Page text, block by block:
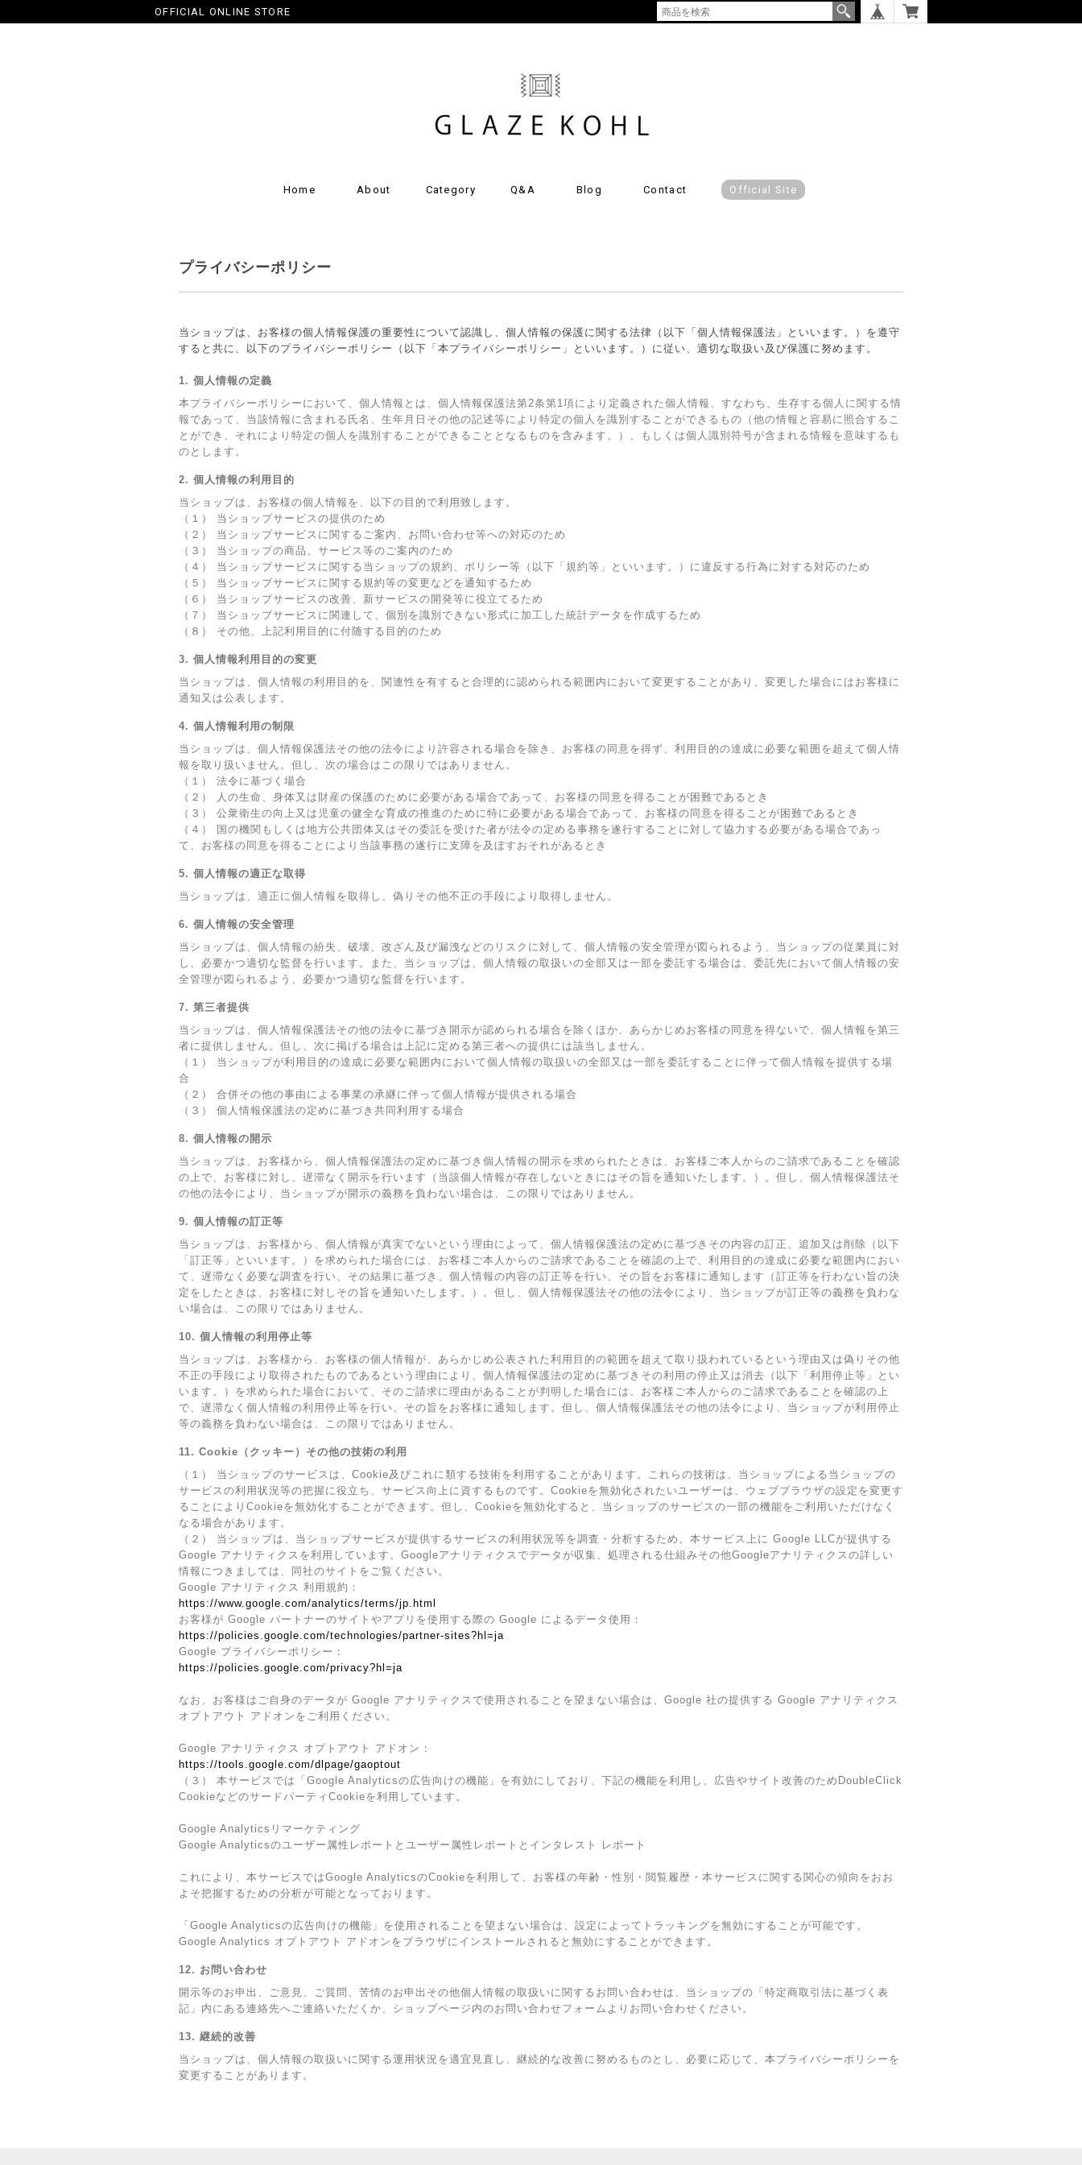
OFFICIAL ONLINE STORE
Home About Category Q&A Blog Contact Official Site
プライバシーポリシー
当ショップは、お客様の個人情報保護の重要性について認識し、個人情報の保護に関する法律（以下「個人情報保護法」といいます。）を遵守
すると共に、以下のプライバシーポリシー（以下「本プライバシーポリシー」といいます。）に従い、適切な取扱い及び保護に努めます。
1. 個人情報の定義
本プライバシーポリシーにおいて、個人情報とは、個人情報保護法第2条第1項により定義された個人情報、すなわち、生存する個人に関する情
報であって、当該情報に含まれる氏名、生年月日その他の記述等により特定の個人を識別することができるもの（他の情報と容易に照合するこ
とができ、それにより特定の個人を識別することができることとなるものを含みます。）、もしくは個人識別符号が含まれる情報を意味するも
のとします。
2. 個人情報の利用目的
当ショップは、お客様の個人情報を、以下の目的で利用致します。
（１） 当ショップサービスの提供のため
（２） 当ショップサービスに関するご案内、お問い合わせ等への対応のため
（３） 当ショップの商品、サービス等のご案内のため
（４） 当ショップサービスに関する当ショップの規約、ポリシー等（以下「規約等」といいます。）に違反する行為に対する対応のため
（５） 当ショップサービスに関する規約等の変更などを通知するため
（６） 当ショップサービスの改善、新サービスの開発等に役立てるため
（７） 当ショップサービスに関連して、個別を識別できない形式に加工した統計データを作成するため
（８） その他、上記利用目的に付随する目的のため
3. 個人情報利用目的の変更
当ショップは、個人情報の利用目的を、関連性を有すると合理的に認められる範囲内において変更することがあり、変更した場合にはお客様に
通知又は公表します。
4. 個人情報利用の制限
当ショップは、個人情報保護法その他の法令により許容される場合を除き、お客様の同意を得ず、利用目的の達成に必要な範囲を超えて個人情
報を取り扱いません。但し、次の場合はこの限りではありません。
（１） 法令に基づく場合
（２） 人の生命、身体又は財産の保護のために必要がある場合であって、お客様の同意を得ることが困難であるとき
（３） 公衆衛生の向上又は児童の健全な育成の推進のために特に必要がある場合であって、お客様の同意を得ることが困難であるとき
（４） 国の機関もしくは地方公共団体又はその委託を受けた者が法令の定める事務を遂行することに対して協力する必要がある場合であっ
て、お客様の同意を得ることにより当該事務の遂行に支障を及ぼすおそれがあるとき
5. 個人情報の適正な取得
当ショップは、適正に個人情報を取得し、偽りその他不正の手段により取得しません。
6. 個人情報の安全管理
当ショップは、個人情報の紛失、破壊、改ざん及び漏洩などのリスクに対して、個人情報の安全管理が図られるよう、当ショップの従業員に対
し、必要かつ適切な監督を行います。また、当ショップは、個人情報の取扱いの全部又は一部を委託する場合は、委託先において個人情報の安
全管理が図られるよう、必要かつ適切な監督を行います。
7. 第三者提供
当ショップは、個人情報保護法その他の法令に基づき開示が認められる場合を除くほか、あらかじめお客様の同意を得ないで、個人情報を第三
者に提供しません。但し、次に掲げる場合は上記に定める第三者への提供には該当しません。
（１） 当ショップが利用目的の達成に必要な範囲内において個人情報の取扱いの全部又は一部を委託することに伴って個人情報を提供する場
合
（２） 合併その他の事由による事業の承継に伴って個人情報が提供される場合
（３） 個人情報保護法の定めに基づき共同利用する場合
8. 個人情報の開示
当ショップは、お客様から、個人情報保護法の定めに基づき個人情報の開示を求められたときは、お客様ご本人からのご請求であることを確認
の上で、お客様に対し、遅滞なく開示を行います（当該個人情報が存在しないときにはその旨を通知いたします。）。但し、個人情報保護法そ
の他の法令により、当ショップが開示の義務を負わない場合は、この限りではありません。
9. 個人情報の訂正等
当ショップは、お客様から、個人情報が真実でないという理由によって、個人情報保護法の定めに基づきその内容の訂正、追加又は削除（以下
「訂正等」といいます。）を求められた場合には、お客様ご本人からのご請求であることを確認の上で、利用目的の達成に必要な範囲内におい
て、遅滞なく必要な調査を行い、その結果に基づき、個人情報の内容の訂正等を行い、その旨をお客様に通知します（訂正等を行わない旨の決
定をしたときは、お客様に対しその旨を通知いたします。）。但し、個人情報保護法その他の法令により、当ショップが訂正等の義務を負わな
い場合は、この限りではありません。
10. 個人情報の利用停止等
当ショップは、お客様から、お客様の個人情報が、あらかじめ公表された利用目的の範囲を超えて取り扱われているという理由又は偽りその他
不正の手段により取得されたものであるという理由により、個人情報保護法の定めに基づきその利用の停止又は消去（以下「利用停止等」とい
います。）を求められた場合において、そのご請求に理由があることが判明した場合には、お客様ご本人からのご請求であることを確認の上
で、遅滞なく個人情報の利用停止等を行い、その旨をお客様に通知します。但し、個人情報保護法その他の法令により、当ショップが利用停止
等の義務を負わない場合は、この限りではありません。
11. Cookie（クッキー）その他の技術の利用
（１） 当ショップのサービスは、Cookie及びこれに類する技術を利用することがあります。これらの技術は、当ショップによる当ショップの
サービスの利用状況等の把握に役立ち、サービス向上に資するものです。Cookieを無効化されたいユーザーは、ウェブブラウザの設定を変更す
ることによりCookieを無効化することができます。但し、Cookieを無効化すると、当ショップのサービスの一部の機能をご利用いただけなく
なる場合があります。
（２） 当ショップは、当ショップサービスが提供するサービスの利用状況等を調査・分析するため、本サービス上に Google LLCが提供する
Google アナリティクスを利用しています。Googleアナリティクスでデータが収集、処理される仕組みその他Googleアナリティクスの詳しい
情報につきましては、同社のサイトをご覧ください。
Google アナリティクス 利用規約：
https://www.google.com/analytics/terms/jp.html
お客様が Google パートナーのサイトやアプリを使用する際の Google によるデータ使用：
https://policies.google.com/technologies/partner-sites?hl=ja
Google プライバシーポリシー：
https://policies.google.com/privacy?hl=ja
なお、お客様はご自身のデータが Google アナリティクスで使用されることを望まない場合は、Google 社の提供する Google アナリティクス
オプトアウト アドオンをご利用ください。
Google アナリティクス オプトアウト アドオン：
https://tools.google.com/dlpage/gaoptout
（３） 本サービスでは「Google Analyticsの広告向けの機能」を有効にしており、下記の機能を利用し、広告やサイト改善のためDoubleClick
CookieなどのサードパーティCookieを利用しています。
Google Analyticsリマーケティング
Google Analyticsのユーザー属性レポートとユーザー属性レポートとインタレスト レポート
これにより、本サービスではGoogle AnalyticsのCookieを利用して、お客様の年齢・性別・閲覧履歴・本サービスに関する関心の傾向をおお
よそ把握するための分析が可能となっております。
「Google Analyticsの広告向けの機能」を使用されることを望まない場合は、設定によってトラッキングを無効にすることが可能です。
Google Analytics オプトアウト アドオンをブラウザにインストールされると無効にすることができます。
12. お問い合わせ
開示等のお申出、ご意見、ご質問、苦情のお申出その他個人情報の取扱いに関するお問い合わせは、当ショップの「特定商取引法に基づく表
記」内にある連絡先へご連絡いただくか、ショップページ内のお問い合わせフォームよりお問い合わせください。
13. 継続的改善
当ショップは、個人情報の取扱いに関する運用状況を適宜見直し、継続的な改善に努めるものとし、必要に応じて、本プライバシーポリシーを
変更することがあります。